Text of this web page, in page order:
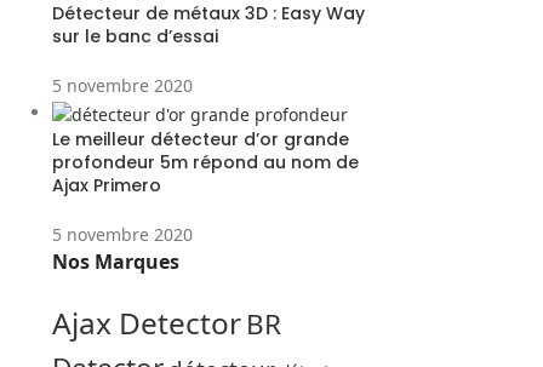
Détecteur de métaux 3D : Easy Way
sur le banc d’essai
5 novembre 2020
Le meilleur détecteur d’or grande
profondeur 5m répond au nom de
Ajax Primero
5 novembre 2020
Nos Marques
Ajax DetectorBR